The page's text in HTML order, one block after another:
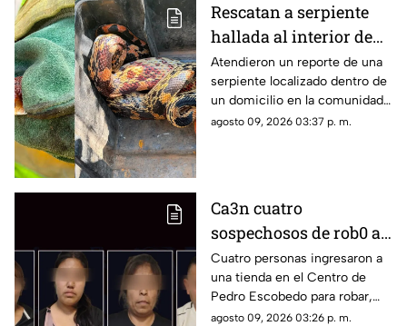
Rescatan a serpiente
hallada al interior de
una vivienda en
Cadereyta de Montes
Atendieron un reporte de una
serpiente localizado dentro de
un domicilio en la comunidad
de Los Llanitos
agosto 09, 2026 03:37 p. m.
Ca3n cuatro
sospechosos de rob0 a
comercio sobre la
Autopista 57 en
Querétaro
Cuatro personas ingresaron a
una tienda en el Centro de
Pedro Escobedo para robar,
fueron detenidos sobre la
agosto 09, 2026 03:26 p. m.